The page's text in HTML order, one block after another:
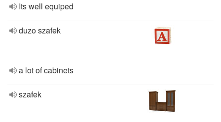
Its well equiped
duzo szafek
a lot of cabinets
szafek